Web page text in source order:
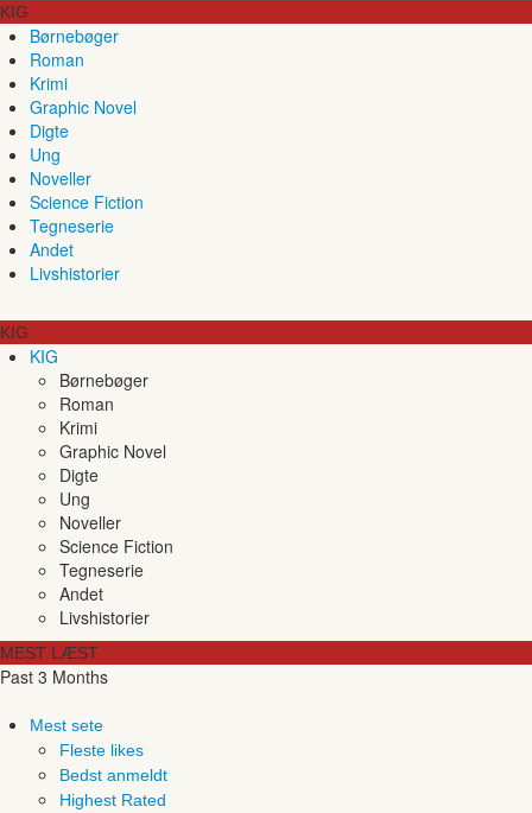
KIG
Børnebøger
Roman
Krimi
Graphic Novel
Digte
Ung
Noveller
Science Fiction
Tegneserie
Andet
Livshistorier
KIG
KIG
Børnebøger
Roman
Krimi
Graphic Novel
Digte
Ung
Noveller
Science Fiction
Tegneserie
Andet
Livshistorier
MEST LÆST
Past 3 Months
Mest sete
Fleste likes
Bedst anmeldt
Highest Rated